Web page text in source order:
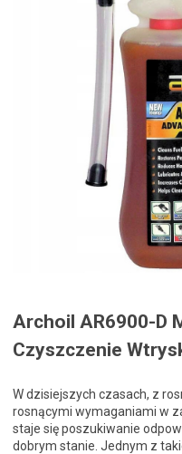
Archoil AR6900-D
Czyszczenie
W dzisiejszych czasach, z
rosnącymi wymaganiami w
staje się poszukiwanie
dobrym stanie. Jednym z